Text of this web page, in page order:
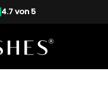
4.7 von 5